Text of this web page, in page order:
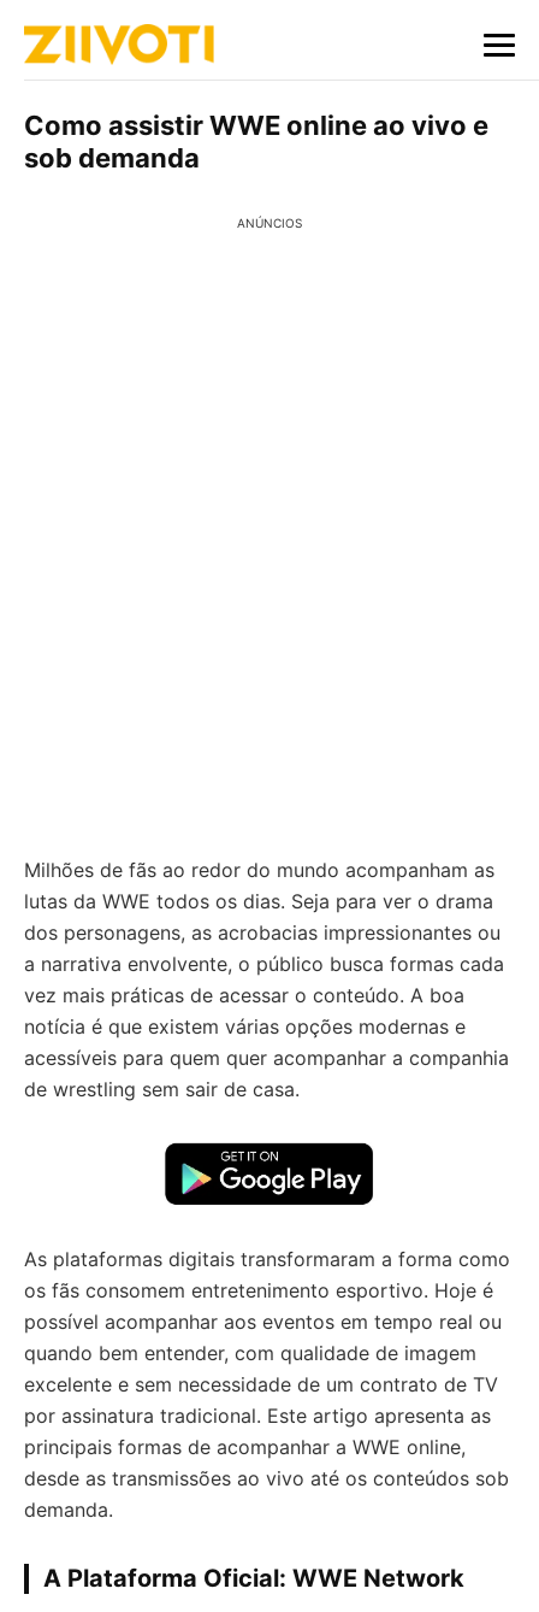
Como assistir WWE online ao vivo e
sob demanda
ANÚNCIOS
Milhões de fãs ao redor do mundo acompanham as
lutas da WWE todos os dias. Seja para ver o drama
dos personagens, as acrobacias impressionantes ou
a narrativa envolvente, o público busca formas cada
vez mais práticas de acessar o conteúdo. A boa
notícia é que existem várias opções modernas e
acessíveis para quem quer acompanhar a companhia
de wrestling sem sair de casa.
As plataformas digitais transformaram a forma como
os fãs consomem entretenimento esportivo. Hoje é
possível acompanhar aos eventos em tempo real ou
quando bem entender, com qualidade de imagem
excelente e sem necessidade de um contrato de TV
por assinatura tradicional. Este artigo apresenta as
principais formas de acompanhar a WWE online,
desde as transmissões ao vivo até os conteúdos sob
demanda.
A Plataforma Oficial: WWE Network